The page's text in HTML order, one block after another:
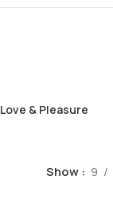
Love & Pleasure
Show 9